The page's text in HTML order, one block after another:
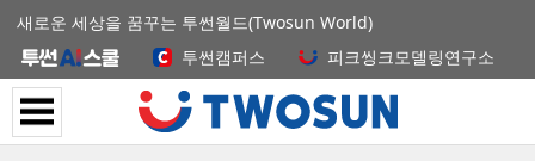
새로운 세상을 꿈꾸는 투썬월드(Twosun World)
투썬캠퍼스
피크씽크모델링연구소